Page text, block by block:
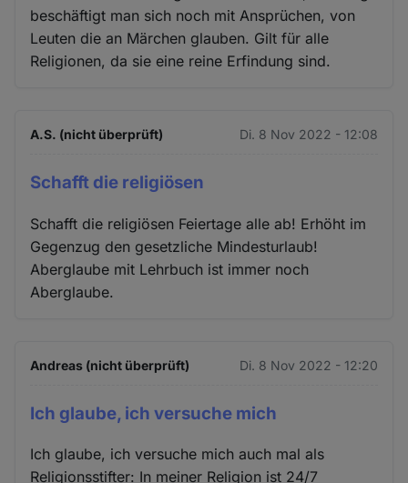
beschäftigt man sich noch mit Ansprüchen, von
Leuten die an Märchen glauben. Gilt für alle
Religionen, da sie eine reine Erfindung sind.
A.S. (nicht überprüft) Di. 8 Nov 2022 - 12:08
Schafft die religiösen
Schafft die religiösen Feiertage alle ab! Erhöht im
Gegenzug den gesetzliche Mindesturlaub!
Aberglaube mit Lehrbuch ist immer noch
Aberglaube.
Andreas (nicht überprüft) Di. 8 Nov 2022 - 12:20
Ich glaube, ich versuche mich
Ich glaube, ich versuche mich auch mal als
Religionsstifter: In meiner Religion ist 24/7